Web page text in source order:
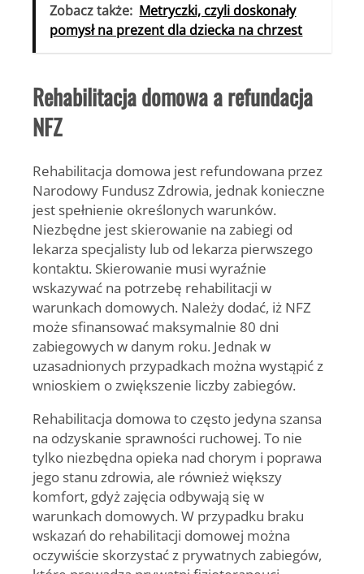
Zobacz także: Metryczki, czyli doskonały
pomysł na prezent dla dziecka na chrzest
Rehabilitacja domowa a refundacja
NFZ
Rehabilitacja domowa jest refundowana przez
Narodowy Fundusz Zdrowia, jednak konieczne
jest spełnienie określonych warunków.
Niezbędne jest skierowanie na zabiegi od
lekarza specjalisty lub od lekarza pierwszego
kontaktu. Skierowanie musi wyraźnie
wskazywać na potrzebę rehabilitacji w
warunkach domowych. Należy dodać, iż NFZ
może sfinansować maksymalnie 80 dni
zabiegowych w danym roku. Jednak w
uzasadnionych przypadkach można wystąpić z
wnioskiem o zwiększenie liczby zabiegów.
Rehabilitacja domowa to często jedyna szansa
na odzyskanie sprawności ruchowej. To nie
tylko niezbędna opieka nad chorym i poprawa
jego stanu zdrowia, ale również większy
komfort, gdyż zajęcia odbywają się w
warunkach domowych. W przypadku braku
wskazań do rehabilitacji domowej można
oczywiście skorzystać z prywatnych zabiegów,